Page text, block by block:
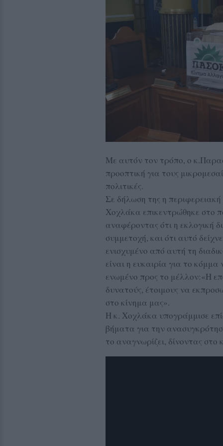
Με αυτόν τον τρόπο, ο
προοπτική για τους
πολιτικές.
Σε δήλωση της η
Χοχλάκα επικεντρώθηκε στο
αναφέροντας ότι η εκλογική
συμμετοχή, και ότι αυτό
ενισχυμένο από αυτή τη
είναι η ευκαιρία για το
ενωμένο προς το μέλλον:«Η
δυνατούς, έτοιμους να
στο κίνημα μας».
Η κ. Χοχλάκα υπογράμμισε
βήματα για την
το αναγνωρίζει, δίνοντας